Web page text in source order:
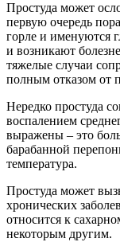
Простуда может
первую очередь
горле и именуются
и возникают
тяжелые случаи
полным отказом от
Нередко простуда
воспалением
выражены – это
барабанной
температура.
Простуда может
хронических
относится к
некоторым другим.